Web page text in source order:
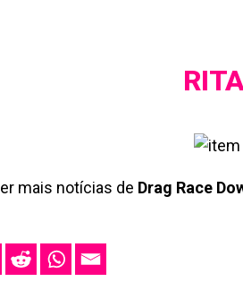
mais notícias de Drag Race